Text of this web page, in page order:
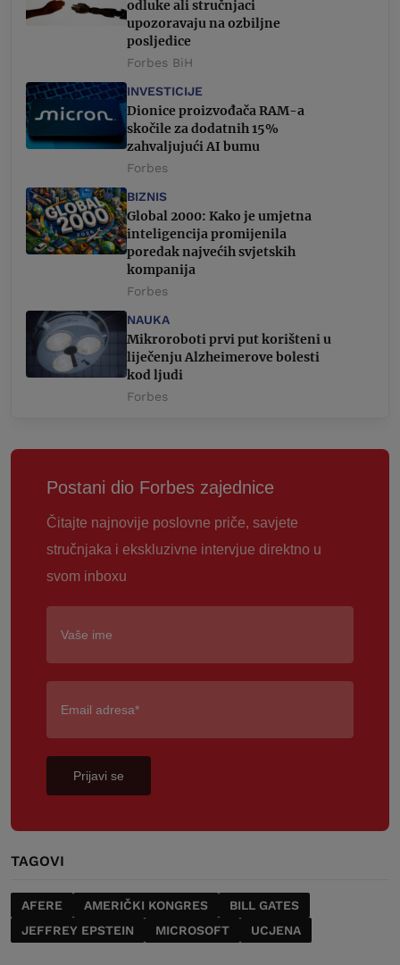
odluke ali stručnjaci
upozoravaju na ozbiljne
posljedice
Forbes BiH
INVESTICIJE
Dionice proizvođača RAM-a
skočile za dodatnih 15%
zahvaljujući AI bumu
Forbes
BIZNIS
Global 2000: Kako je umjetna
inteligencija promijenila
poredak najvećih svjetskih
kompanija
Forbes
NAUKA
Mikroroboti prvi put korišteni u
liječenju Alzheimerove bolesti
kod ljudi
Forbes
Postani dio Forbes zajednice
Čitajte najnovije poslovne priče, savjete
stručnjaka i ekskluzivne intervjue direktno u
svom inboxu
Prijavi se
TAGOVI
AFERE AMERIČKI KONGRES
BILL GATES
JEFFREY EPSTEIN
MICROSOFT UCJENA